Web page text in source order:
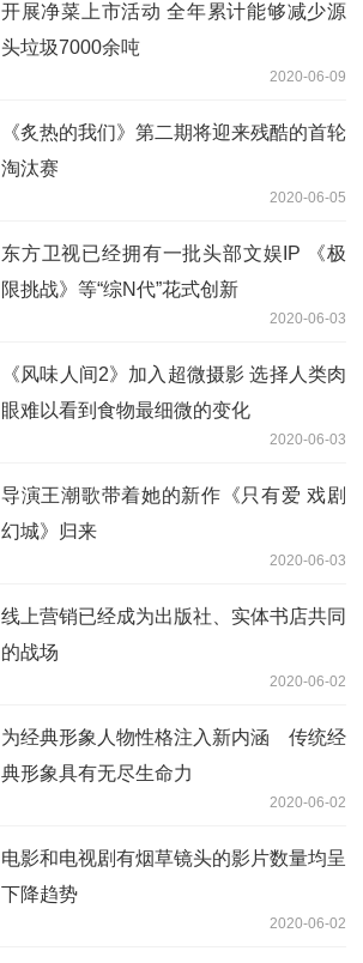
开展净菜上市活动 全年累计能够减少源
头垃圾7000余吨
2020-06-09
《炙热的我们》第二期将迎来残酷的首轮
淘汰赛
2020-06-05
东方卫视已经拥有一批头部文娱IP 《极
限挑战》等“综N代”花式创新
2020-06-03
《风味人间2》加入超微摄影 选择人类肉
眼难以看到食物最细微的变化
2020-06-03
导演王潮歌带着她的新作《只有爱 戏剧
幻城》归来
2020-06-03
线上营销已经成为出版社、实体书店共同
的战场
2020-06-02
为经典形象人物性格注入新内涵 传统经
典形象具有无尽生命力
2020-06-02
电影和电视剧有烟草镜头的影片数量均呈
下降趋势
2020-06-02